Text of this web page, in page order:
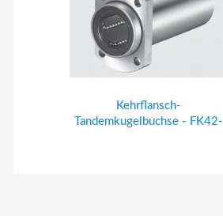
Kehrflansch-
Tandemkugelbuchse - FK42-